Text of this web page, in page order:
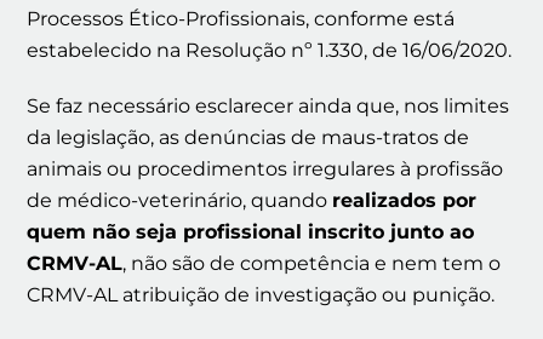
Processos Ético-Profissionais, conforme está
estabelecido na Resolução nº 1.330, de 16/06/2020.
Se faz necessário esclarecer ainda que, nos limites
da legislação, as denúncias de maus-tratos de
animais ou procedimentos irregulares à profissão
de médico-veterinário, quando realizados por
quem não seja profissional inscrito junto ao
CRMV-AL, não são de competência e nem tem o
CRMV-AL atribuição de investigação ou punição.